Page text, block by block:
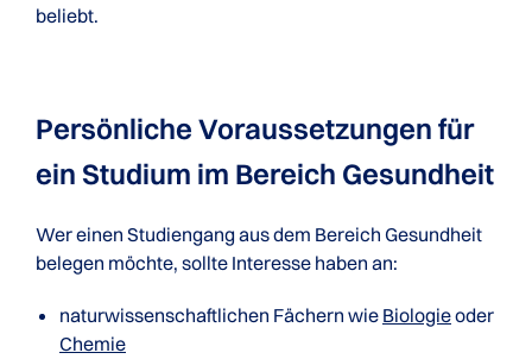
beliebt.
Persönliche Voraussetzungen für
ein Studium im Bereich Gesundheit
Wer einen Studiengang aus dem Bereich Gesundheit
belegen möchte, sollte Interesse haben an:
naturwissenschaftlichen Fächern wie Biologieoder
Chemie